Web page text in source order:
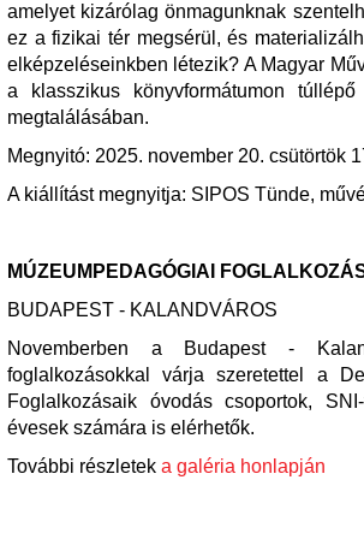
amelyet kizárólag önmagunknak
ez a fizikai tér megsérül, és
elképzeléseinkben létezik? A Magyar
a klasszikus könyvformátumon
megtalálásában.
Megnyitó: 2025. november 20. csütörtök
A kiállítást megnyitja: SIPOS Tünde,
MÚZEUMPEDAGÓGIAI
BUDAPEST - KALANDVÁROS
Novemberben a Budapest -
foglalkozásokkal várja szeretettel a
Foglalkozásaik óvodás csoportok,
évesek számára is elérhetők.
További részletek a galéria honlapján